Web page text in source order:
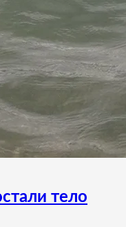
тело